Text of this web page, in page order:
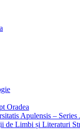
Oradea
Apulensis – Series
de Limbi și Literaturi